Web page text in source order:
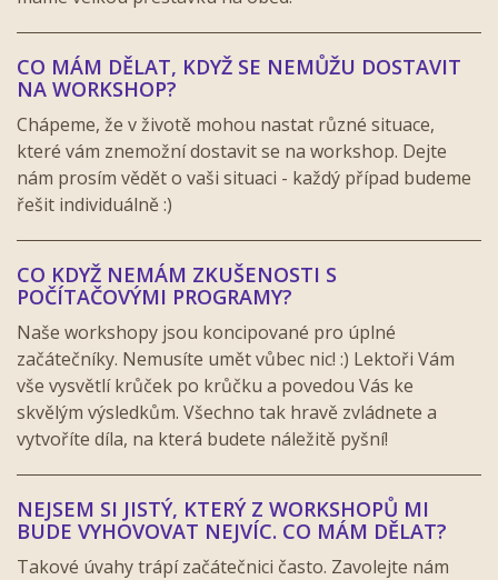
CO MÁM DĚLAT, KDYŽ SE NEMŮŽU DOSTAVIT
NA WORKSHOP?
Chápeme, že v životě mohou nastat různé situace,
které vám znemožní dostavit se na workshop. Dejte
nám prosím vědět o vaši situaci - každý případ budeme
řešit individuálně :)
CO KDYŽ NEMÁM ZKUŠENOSTI S
POČÍTAČOVÝMI PROGRAMY?
Naše workshopy jsou koncipované pro úplné
začátečníky. Nemusíte umět vůbec nic! :) Lektoři Vám
vše vysvětlí krůček po krůčku a povedou Vás ke
skvělým výsledkům. Všechno tak hravě zvládnete a
vytvoříte díla, na která budete náležitě pyšní!
NEJSEM SI JISTÝ, KTERÝ Z WORKSHOPŮ MI
BUDE VYHOVOVAT NEJVÍC. CO MÁM DĚLAT?
Takové úvahy trápí začátečnici často. Zavolejte nám